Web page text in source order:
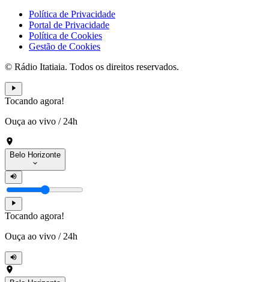
Política de Privacidade
Portal de Privacidade
Política de Cookies
Gestão de Cookies
© Rádio Itatiaia. Todos os direitos reservados.
Tocando agora!
Ouça ao vivo / 24h
Belo Horizonte
Tocando agora!
Ouça ao vivo / 24h